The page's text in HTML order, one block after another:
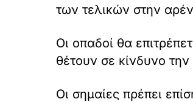
των τελικών στην
Οι οπαδοί θα
θέτουν σε κίνδυνο
Οι σημαίες πρέπει